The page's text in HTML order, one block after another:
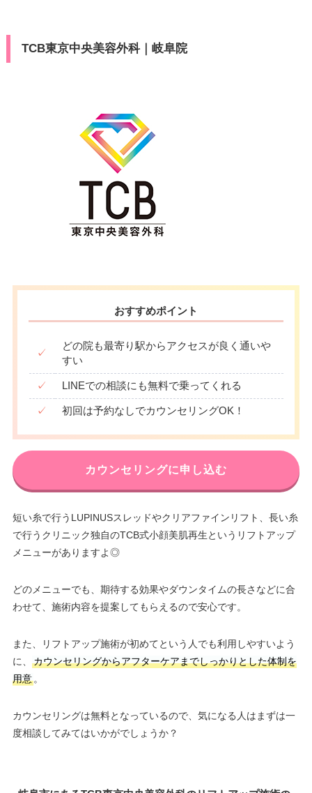
TCB東京中央美容外科｜岐阜院
おすすめポイント
✓
どの院も最寄り駅からアクセスが良く通いや
すい
✓ LINEでの相談にも無料で乗ってくれる
✓ 初回は予約なしでカウンセリングOK！
カウンセリングに申し込む
短い糸で行うLUPINUSスレッドやクリアファインリフト、長い糸
で行うクリニック独自のTCB式小顔美肌再生というリフトアップ
メニューがありますよ◎
どのメニューでも、期待する効果やダウンタイムの長さなどに合
わせて、施術内容を提案してもらえるので安心です。
また、リフトアップ施術が初めてという人でも利用しやすいよう
に、
カウンセリングからアフターケアまでしっかりとした体制を
用意。
カウンセリングは無料となっているので、気になる人はまずは一
度相談してみてはいかがでしょうか？